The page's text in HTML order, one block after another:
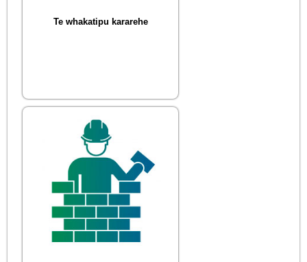
Te whakatipu kararehe